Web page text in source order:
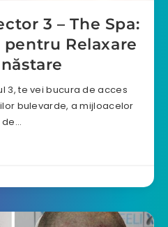
3 – The Spa:
Relaxare
3, te vei bucura de acces
bulevarde, a mijloacelor
de…